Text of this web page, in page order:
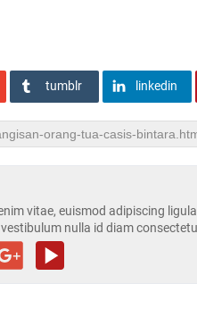
tumblr linkedin
vitae, euismod adipiscing
nulla id diam